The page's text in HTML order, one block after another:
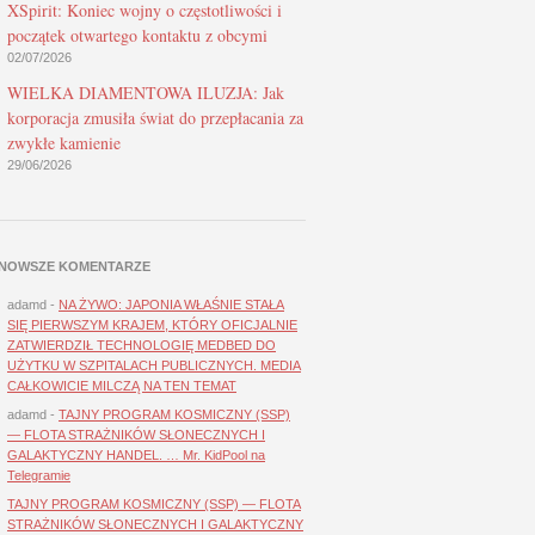
XSpirit: Koniec wojny o częstotliwości i
początek otwartego kontaktu z obcymi
02/07/2026
WIELKA DIAMENTOWA ILUZJA: Jak
korporacja zmusiła świat do przepłacania za
zwykłe kamienie
29/06/2026
KOMENTARZE
adamd - NA ŻYWO: JAPONIA WŁAŚNIE STAŁA
SIĘ PIERWSZYM KRAJEM, KTÓRY OFICJALNIE
ZATWIERDZIŁ TECHNOLOGIĘ MEDBED DO
UŻYTKU W SZPITALACH PUBLICZNYCH. MEDIA
CAŁKOWICIE MILCZĄ NA TEN TEMAT
adamd - TAJNY PROGRAM KOSMICZNY (SSP)
— FLOTA STRAŻNIKÓW SŁONECZNYCH I
GALAKTYCZNY HANDEL. … Mr. KidPool na
Telegramie
TAJNY PROGRAM KOSMICZNY (SSP) — FLOTA
STRAŻNIKÓW SŁONECZNYCH I GALAKTYCZNY